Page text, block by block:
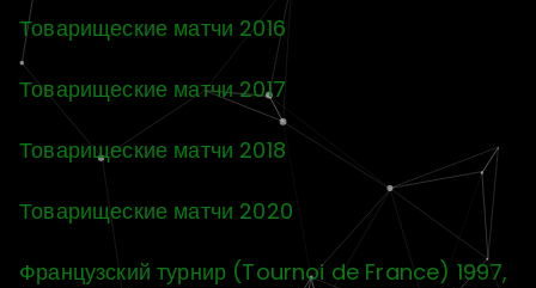
Товарищеские матчи 2016
Товарищеские матчи 2017
Товарищеские матчи 2018
Товарищеские матчи 2020
Французский турнир (Tournoi de France) 1997,